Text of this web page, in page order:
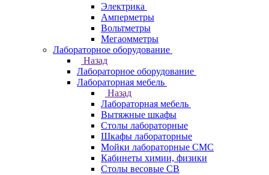
Электрика
Амперметры
Вольтметры
Мегаомметры
Лабораторное оборудование
Назад
Лабораторное оборудование
Лабораторная мебель
Назад
Лабораторная мебель
Вытяжные шкафы
Столы лабораторные
Шкафы лабораторные
Мойки лабораторные СМС
Кабинеты химии, физики
Столы весовые СВ